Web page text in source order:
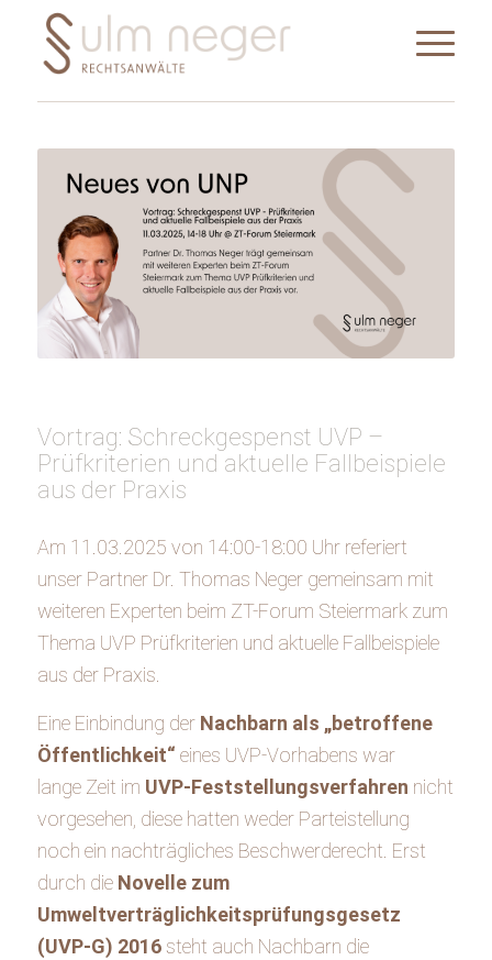
Vortrag: Schreckgespenst UVP –
Prüfkriterien und aktuelle Fallbeispiele
aus der Praxis
Am 11.03.2025 von 14:00-18:00 Uhr referiert
unser Partner Dr. Thomas Neger gemeinsam mit
weiteren Experten beim ZT-Forum Steiermark zum
Thema UVP Prüfkriterien und aktuelle Fallbeispiele
aus der Praxis.
Eine Einbindung der Nachbarn als „betroffene
Öffentlichkeit“ eines UVP-Vorhabens war
lange Zeit im UVP-Feststellungsverfahren nicht
vorgesehen, diese hatten weder Parteistellung
noch ein nachträgliches Beschwerderecht. Erst
durch dieNovelle zum
Umweltverträglichkeitsprüfungsgesetz
(UVP-G) 2016 steht auch Nachbarn die